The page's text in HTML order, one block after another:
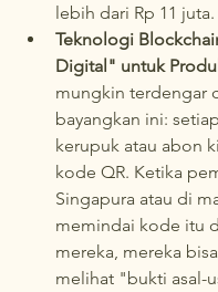
lebih dari Rp 11 juta.
Teknologi
Digital" untuk
mungkin terdengar
bayangkan ini:
kerupuk atau abon
kode QR. Ketika
Singapura atau di
memindai kode itu
mereka, mereka
melihat "bukti asal-